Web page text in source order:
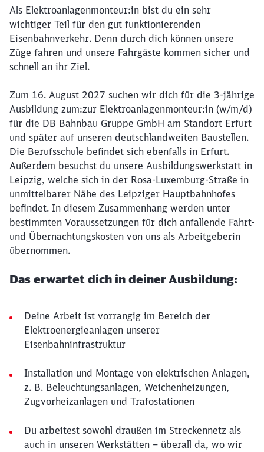
Als Elektroanlagenmonteur:in bist du ein sehr
wichtiger Teil für den gut funktionierenden
Eisenbahnverkehr. Denn durch dich können unsere
Züge fahren und unsere Fahrgäste kommen sicher und
schnell an ihr Ziel.
Zum 16. August 2027 suchen wir dich für die 3-jährige
Ausbildung zum:zur Elektroanlagenmonteur:in (w/m/d)
für die DB Bahnbau Gruppe GmbH am Standort Erfurt
und später auf unseren deutschlandweiten Baustellen.
Die Berufsschule befindet sich ebenfalls in Erfurt.
Außerdem besuchst du unsere Ausbildungswerkstatt in
Leipzig, welche sich in der Rosa-Luxemburg-Straße in
unmittelbarer Nähe des Leipziger Hauptbahnhofes
befindet. In diesem Zusammenhang werden unter
bestimmten Voraussetzungen für dich anfallende Fahrt-
und Übernachtungskosten von uns als Arbeitgeberin
übernommen.
Das erwartet dich in deiner Ausbildung:
Deine Arbeit ist vorrangig im Bereich der
Elektroenergieanlagen unserer
Eisenbahninfrastruktur
Installation und Montage von elektrischen Anlagen,
z. B. Beleuchtungsanlagen, Weichenheizungen,
Zugvorheizanlagen und Trafostationen
Du arbeitest sowohl draußen im Streckennetz als
auch in unseren Werkstätten – überall da, wo wir